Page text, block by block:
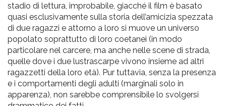
stadio di lettura, improbabile, giacché il film è basato
quasi esclusivamente sulla storia dell’amicizia spezzata
di due ragazzi e attorno a loro si muove un universo
popolato soprattutto di loro coetanei (in modo
particolare nel carcere, ma anche nelle scene di strada,
quelle dove i due lustrascarpe vivono insieme ad altri
ragazzetti della loro età). Pur tuttavia, senza la presenza
e i comportamenti degli adulti (marginali solo in
apparenza), non sarebbe comprensibile lo svolgersi